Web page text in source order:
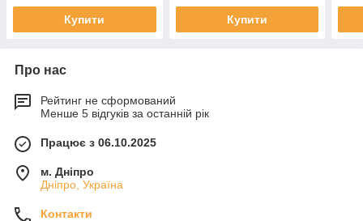
Купити Купити
Про нас
Рейтинг не сформований
Менше 5 відгуків за останній рік
Працює з 06.10.2025
м. Дніпро
Дніпро, Україна
Контакти